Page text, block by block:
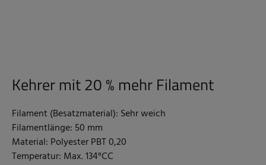
Kehrer mit 20 % mehr Filament
Filament (Besatzmaterial): Sehr weich
Filamentlänge: 50 mm
Material: Polyester PBT 0,20
Temperatur: Max. 134°CC